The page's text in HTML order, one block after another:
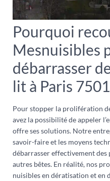
Pourquoi
Mesnuisibles
débarrasser
lit à Paris
Pour stopper la prolifération
avez la possibilité de appeler
offre ses solutions. Notre
savoir-faire et les moyens
débarrasser effectivement des
autres bêtes. En réalité, nos
nuisibles en dératisation et